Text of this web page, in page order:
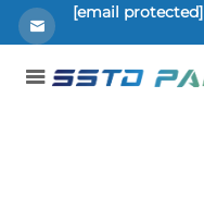
[email protected]